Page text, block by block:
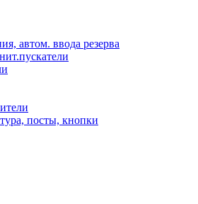
автом. ввода резерва
посты, кнопки